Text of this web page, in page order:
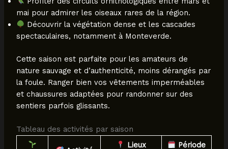
mai pour admirer les oiseaux rares de la région.
Découvrir la végétation dense et les cascades
spectaculaires, notamment à Monteverde.
Cette saison est parfaite pour les amateurs de
nature sauvage et d’authenticité, moins dérangés par
la foule. Ranger bien vos vêtements imperméables
et chaussures adaptées pour randonner sur des
sentiers parfois glissants.
Tableau des activités par saison
Lieux
Période